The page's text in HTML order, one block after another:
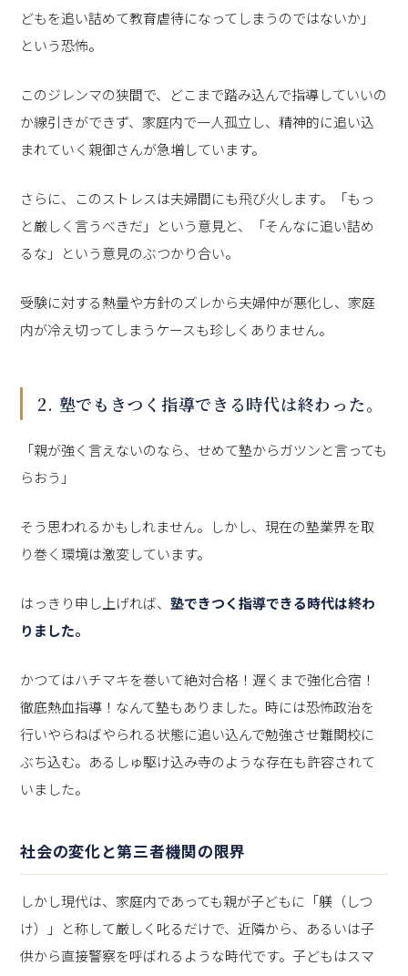
どもを追い詰めて教育虐待になってしまうのではないか」
という恐怖。
このジレンマの狭間で、どこまで踏み込んで指導していいの
か線引きができず、家庭内で一人孤立し、精神的に追い込
まれていく親御さんが急増しています。
さらに、このストレスは夫婦間にも飛び火します。「もっ
と厳しく言うべきだ」という意見と、「そんなに追い詰め
るな」という意見のぶつかり合い。
受験に対する熱量や方針のズレから夫婦仲が悪化し、家庭
内が冷え切ってしまうケースも珍しくありません。
2. 塾でもきつく指導できる時代は終わった。
「親が強く言えないのなら、せめて塾からガツンと言っても
らおう」
そう思われるかもしれません。しかし、現在の塾業界を取
り巻く環境は激変しています。
はっきり申し上げれば、塾できつく指導できる時代は終わ
りました。
かつてはハチマキを巻いて絶対合格！遅くまで強化合宿！
徹底熱血指導！なんて塾もありました。時には恐怖政治を
行いやらねばやられる状態に追い込んで勉強させ難関校に
ぶち込む。あるしゅ駆け込み寺のような存在も許容されて
いました。
社会の変化と第三者機関の限界
しかし現代は、家庭内であっても親が子どもに「躾（しつ
け）」と称して厳しく叱るだけで、近隣から、あるいは子
供から直接警察を呼ばれるような時代です。子どもはスマ